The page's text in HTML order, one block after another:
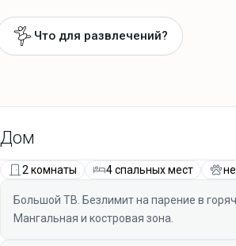
Что для развлечений?
Дом
2 комнаты 4 спальных мест
Большой ТВ. Безлимит на парение в
Мангальная и костровая зона.